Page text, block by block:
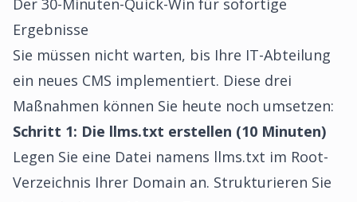
Der 30-Minuten-Quick-Win für sofortige
Ergebnisse
Sie müssen nicht warten, bis Ihre IT-Abteilung
ein neues CMS implementiert. Diese drei
Maßnahmen können Sie heute noch umsetzen:
Schritt 1: Die llms.txt erstellen (10 Minuten)
Legen Sie eine Datei namens llms.txt im Root-
Verzeichnis Ihrer Domain an. Strukturieren Sie